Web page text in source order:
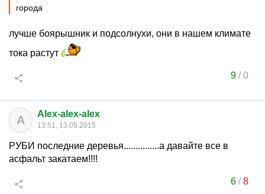
города
лучше боярышник и подсолнухи, они в нашем климате
тока растут
9/0
A Alex-alex-alex
13:51, 13.05.2015
РУБИ последние деревья...............а давайте все в
асфальт закатаем!!!!
6/8